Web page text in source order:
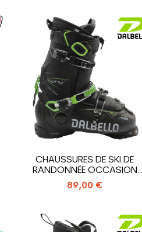
CHAUSSURES DE SKI DE
RANDONNÉE OCCASION
DALBELLO...
89,00 €